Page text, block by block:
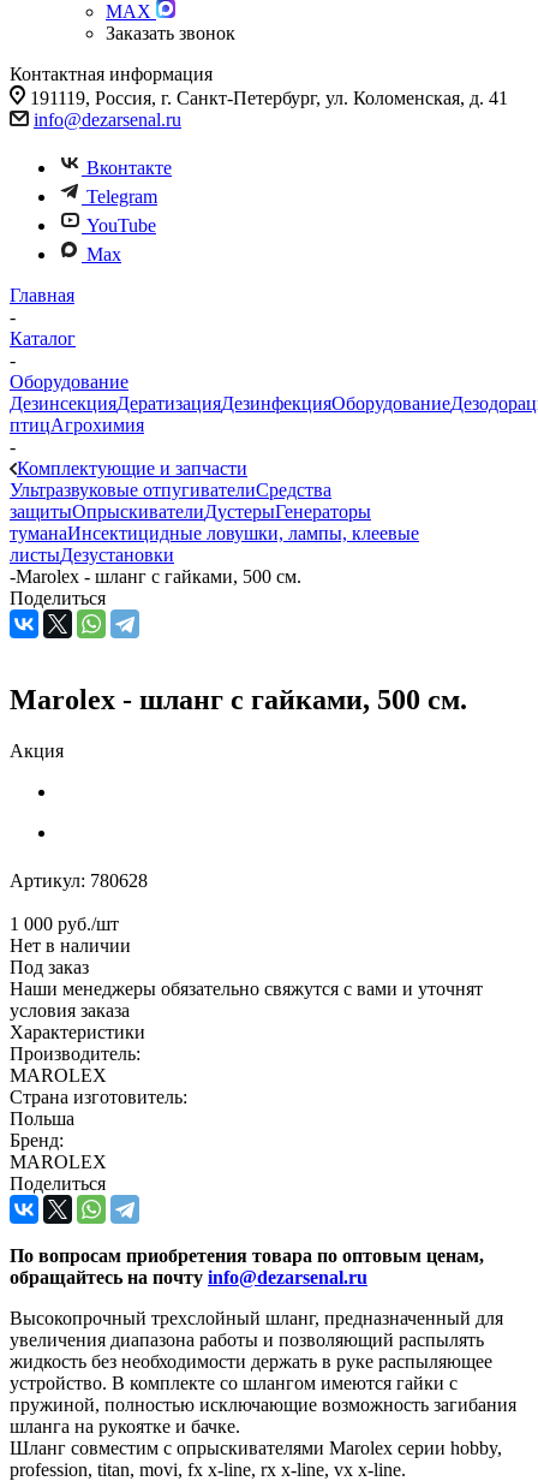
MAX
Заказать звонок
Контактная информация
191119, Россия, г. Санкт-Петербург, ул. Коломенская, д. 41
info@dezarsenal.ru
Вконтакте
Telegram
YouTube
Max
Главная
-
Каталог
-
Оборудование
ДезинсекцияДератизацияДезинфекцияОборудование
птицАгрохимия
-
Комплектующие и запчасти
Ультразвуковые отпугивателиСредства
защитыОпрыскивателиДустерыГенераторы
туманаИнсектицидные ловушки, лампы, клеевые
листыДезустановки
-Marolex - шланг с гайками, 500 см.
Поделиться
Marolex - шланг с гайками, 500 см.
Акция
Артикул: 780628
1 000 руб./шт
Нет в наличии
Под заказ
Наши менеджеры обязательно свяжутся с вами и уточнят
условия заказа
Характеристики
Производитель:
MAROLEX
Страна изготовитель:
Польша
Бренд:
MAROLEX
Поделиться
По вопросам приобретения товара по оптовым ценам,
обращайтесь на почту info@dezarsenal.ru
Высокопрочный трехслойный шланг, предназначенный для
увеличения диапазона работы и позволяющий распылять
жидкость без необходимости держать в руке распыляющее
устройство. В комплекте со шлангом имеются гайки с
пружиной, полностью исключающие возможность загибания
шланга на рукоятке и бачке.
Шланг совместим с опрыскивателями Marolex серии hobby,
profession,­ titan, movi, fx x-line, rx x-line, vx x-line.